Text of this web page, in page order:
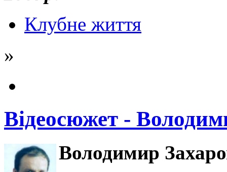
Клубне життя
»
Відеосюжет -
Володимир